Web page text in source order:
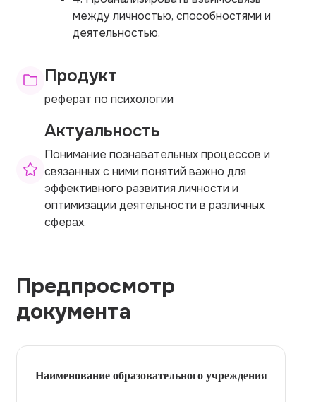
между личностью, способностями и
деятельностью.
Продукт
реферат по психологии
Актуальность
Понимание познавательных процессов и
связанных с ними понятий важно для
эффективного развития личности и
оптимизации деятельности в различных
сферах.
Предпросмотр
документа
Наименование образовательного учреждения